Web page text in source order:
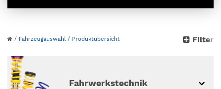
aus
weiter ohne Fahrzeugauswahl
/ Fahrzeugauswahl / Produktübersicht Filter
Fahrwerkstechnik